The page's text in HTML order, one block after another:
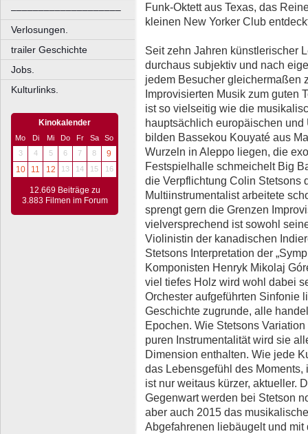
––––––––––––––––––––
Verlosungen.
trailer Geschichte
Jobs.
Kulturlinks.
Kinokalender
Mo Di Mi Do Fr Sa
So
3
4 5 6 7 8
9
10
11 12 13 14 15 16
12.669 Beiträge zu
3.883 Filmen im Forum
Funk-Oktett aus Texas, das
kleinen New Yorker Club
Seit zehn Jahren künstlerischer
durchaus subjektiv und nach
jedem Besucher gleichermaßen
Improvisierten Musik zum guten
ist so vielseitig wie die
hauptsächlich europäischen
bilden Bassekou Kouyaté aus
Wurzeln in Aleppo liegen, die
Festspielhalle schmeichelt Big
die Verpflichtung Colin Stetsons
Multiinstrumentalist arbeitete
sprengt gern die Grenzen
vielversprechend ist sowohl
Violinistin der kanadischen
Stetsons Interpretation der
Komponisten Henryk Mikolaj
viel tiefes Holz wird wohl dabei
Orchester aufgeführten Sinfonie
Geschichte zugrunde, alle
Epochen. Wie Stetsons
puren Instrumentalität wird sie
Dimension enthalten. Wie jede
das Lebensgefühl des
ist nur weitaus kürzer, aktueller.
Gegenwart werden bei Stetson
aber auch 2015 das
Abgefahrenen liebäugelt und